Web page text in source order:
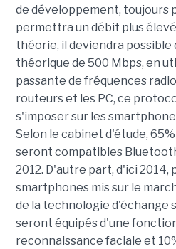
de développement, toujours
permettra un débit plus
théorie, il deviendra
théorique de 500 Mbps, en
passante de fréquences
routeurs et les PC, ce
s'imposer sur les
Selon le cabinet d'étude,
seront compatibles
2012. D'autre part, d'ici 2014,
smartphones mis sur le
de la technologie d'échange
seront équipés d'une
reconnaissance faciale et